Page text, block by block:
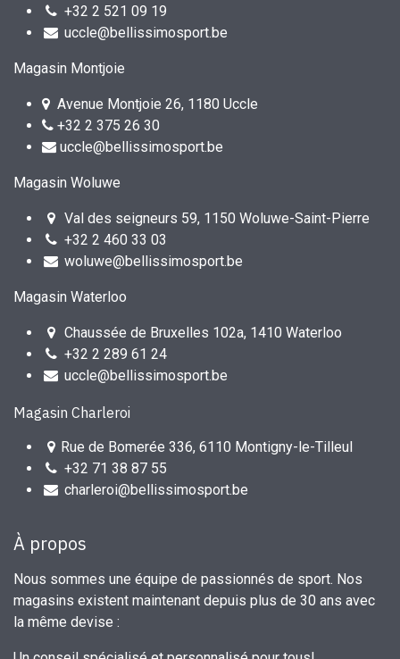
+32 2 521 09 19
uccle@bellissimosport.be
Magasin Montjoie
Avenue Montjoie 26, 1180 Uccle
+32 2 375 26 30
uccle@bellissimosport.be
Magasin Woluwe
Val des seigneurs 59, 1150 Woluwe-Saint-Pierre
+32 2 460 33 03
woluwe@bellissimosport.be
Magasin Waterloo
Chaussée de Bruxelles 102a, 1410 Waterloo
+32 2 289 61 24
uccle@bellissimosport.be
Magasin Charleroi
Rue de Bomerée 336, 6110 Montigny-le-Tilleul
+32 71 38 87 55
charleroi@bellissimosport.be
À propos
Nous sommes une équipe de passionnés de sport. Nos
magasins existent maintenant depuis plus de 30 ans avec
la même devise :